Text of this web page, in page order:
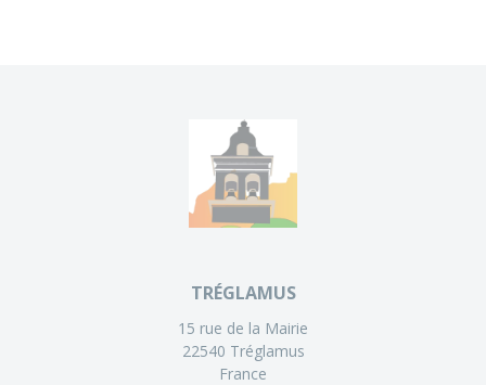
TRÉGLAMUS
15 rue de la Mairie
22540 Tréglamus
France